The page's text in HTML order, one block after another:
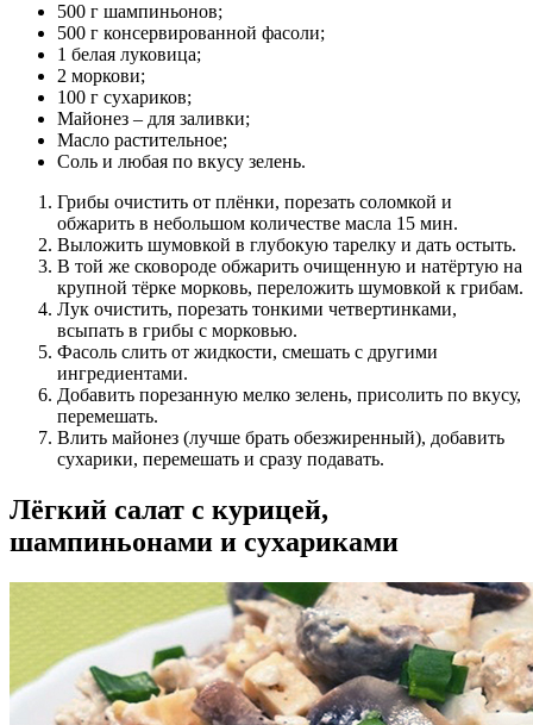
500 г шампиньонов;
500 г консервированной фасоли;
1 белая луковица;
2 моркови;
100 г сухариков;
Майонез – для заливки;
Масло растительное;
Соль и любая по вкусу зелень.
Грибы очистить от плёнки, порезать соломкой и
обжарить в небольшом количестве масла 15 мин.
Выложить шумовкой в глубокую тарелку и дать остыть.
В той же сковороде обжарить очищенную и натёртую на
крупной тёрке морковь, переложить шумовкой к грибам.
Лук очистить, порезать тонкими четвертинками,
всыпать в грибы с морковью.
Фасоль слить от жидкости, смешать с другими
ингредиентами.
Добавить порезанную мелко зелень, присолить по вкусу,
перемешать.
Влить майонез (лучше брать обезжиренный), добавить
сухарики, перемешать и сразу подавать.
Лёгкий салат с курицей,
шампиньонами и сухариками